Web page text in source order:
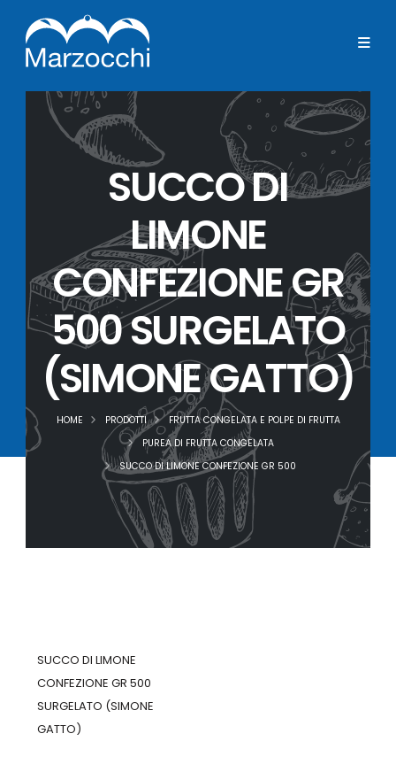
SUCCO DI
LIMONE
CONFEZIONE GR
500 SURGELATO
(SIMONE GATTO)
HOME PRODOTTI
FRUTTA CONGELATA E POLPE DI FRUTTA
PUREA DI FRUTTA CONGELATA
SUCCO DI LIMONE CONFEZIONE GR 500
SUCCO DI LIMONE
CONFEZIONE GR 500
SURGELATO (SIMONE
GATTO)